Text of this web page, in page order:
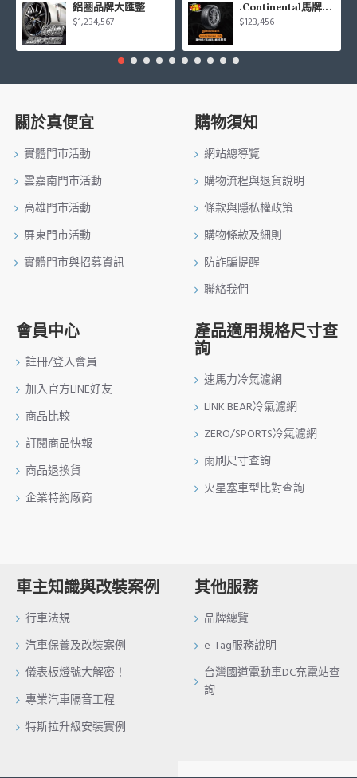
鋁圈品牌大匯整
$1,234,567
.Continental馬牌CCK輪胎特價專區
$123,456
關於真便宜
實體門市活動
雲嘉南門市活動
高雄門市活動
屏東門市活動
實體門市與招募資訊
購物須知
網站總導覽
購物流程與退貨說明
條款與隱私權政策
購物條款及細則
防詐騙提醒
聯絡我們
會員中心
註冊/登入會員
加入官方LINE好友
商品比較
訂閱商品快報
商品退換貨
企業特約廠商
產品適用規格尺寸查
詢
速馬力冷氣濾網
LINK BEAR冷氣濾網
ZERO/SPORTS冷氣濾網
雨刷尺寸查詢
火星塞車型比對查詢
車主知識與改裝案例
行車法規
汽車保養及改裝案例
儀表板燈號大解密！
專業汽車隔音工程
特斯拉升級安裝實例
其他服務
品牌總覽
e-Tag服務說明
台灣國道電動車DC充電站查
詢